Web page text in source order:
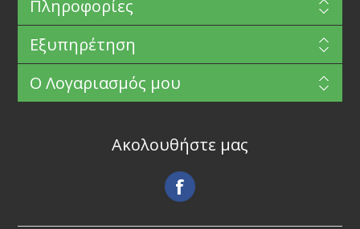
Πληροφορίες
Εξυπηρέτηση
Ο Λογαριασμός μου
Ακολουθήστε μας